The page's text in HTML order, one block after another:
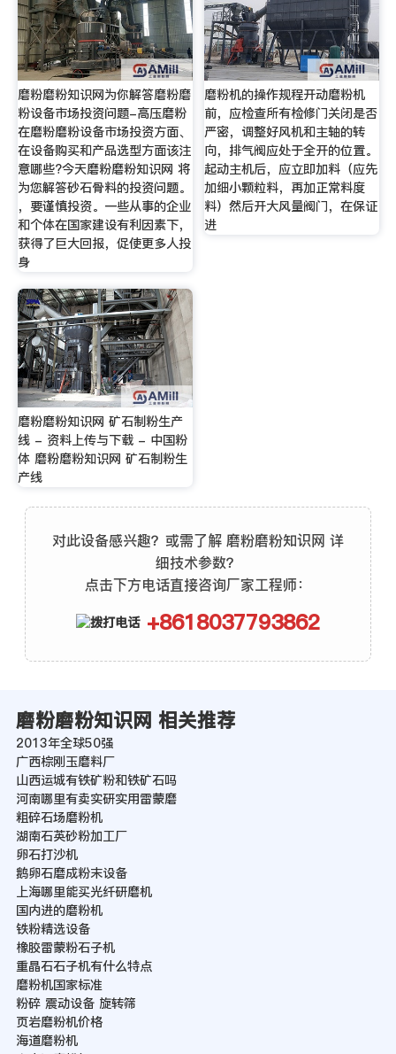
磨粉磨粉知识网为你解答磨粉磨
粉设备市场投资问题-高压磨粉
在磨粉磨粉设备市场投资方面、
在设备购买和产品选型方面该注
意哪些?今天磨粉磨粉知识网 将
为您解答砂石骨料的投资问题。
，要谨慎投资。一些从事的企业
和个体在国家建设有利因素下，
获得了巨大回报，促使更多人投
身
磨粉机的操作规程开动磨粉机
前，应检查所有检修门关闭是否
严密，调整好风机和主轴的转
向，排气阀应处于全开的位置。
起动主机后，应立即加料（应先
加细小颗粒料，再加正常料度
料）然后开大风量阀门，在保证
进
磨粉磨粉知识网 矿石制粉生产
线 - 资料上传与下载 - 中国粉
体 磨粉磨粉知识网 矿石制粉生
产线
对此设备感兴趣？或需了解 磨粉磨粉知识网 详
细技术参数？
点击下方电话直接咨询厂家工程师：
+8618037793862
磨粉磨粉知识网 相关推荐
2013年全球50强
广西棕刚玉磨料厂
山西运城有铁矿粉和铁矿石吗
河南哪里有卖实研实用雷蒙磨
粗碎石场磨粉机
湖南石英砂粉加工厂
卵石打沙机
鹅卵石磨成粉末设备
上海哪里能买光纤研磨机
国内进的磨粉机
铁粉精选设备
橡胶雷蒙粉石子机
重晶石石子机有什么特点
磨粉机国家标准
粉碎 震动设备 旋转筛
页岩磨粉机价格
海道磨粉机